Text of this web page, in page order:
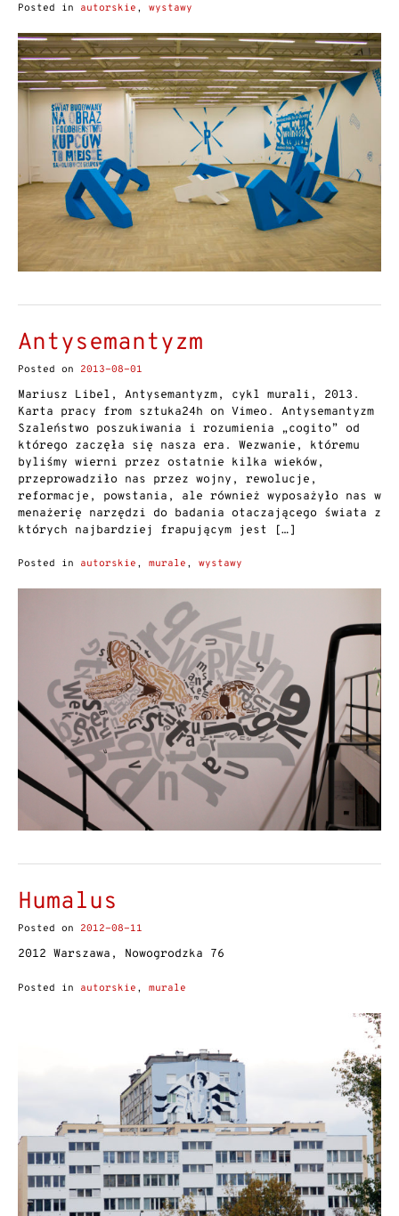
Posted in autorskie , wystawy
Antysemantyzm
Posted on 2013-08-01
Mariusz Libel, Antysemantyzm, cykl murali, 2013.
Karta pracy from sztuka24h on Vimeo. Antysemantyzm
Szaleństwo poszukiwania i rozumienia „cogito” od
którego zaczęła się nasza era. Wezwanie, któremu
byliśmy wierni przez ostatnie kilka wieków,
przeprowadziło nas przez wojny, rewolucje,
reformacje, powstania, ale również wyposażyło nas w
menażerię narzędzi do badania otaczającego świata z
których najbardziej frapującym jest […]
Posted in autorskie , murale , wystawy
Humalus
Posted on 2012-08-11
2012 Warszawa, Nowogrodzka 76
Posted in autorskie , murale